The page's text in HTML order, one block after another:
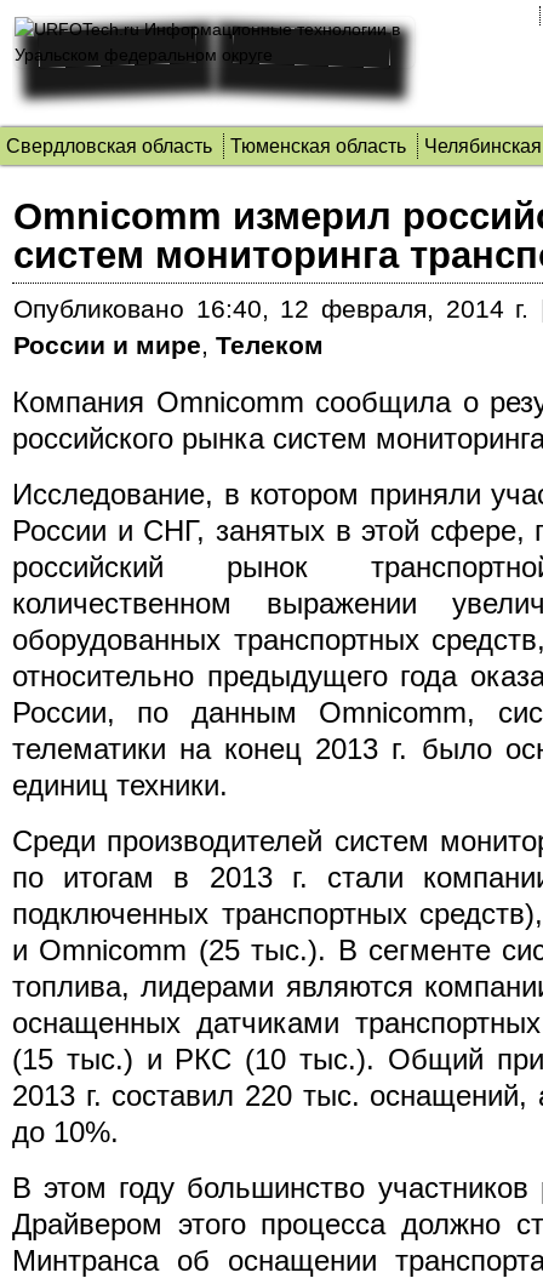
Свердловская область Тюменская область
Omnicomm измерил
систем мониторинга
Опубликовано 16:40, 12 февраля, 2014 г.
России и мире, Телеком
Компания Omnicomm сообщила о
российского рынка систем
Исследование, в котором приняли
России и СНГ, занятых в этой сфере,
российский рынок
количественном выражении
оборудованных транспортных
относительно предыдущего года
России, по данным Omnicomm,
телематики на конец 2013 г. было
единиц техники.
Среди производителей систем
по итогам в 2013 г. стали
подключенных транспортных
и Omnicomm (25 тыс.). В сегменте
топлива, лидерами являются
оснащенных датчиками
(15 тыс.) и РКС (10 тыс.). Общий
2013 г. составил 220 тыс. оснащений,
до 10%.
В этом году большинство
Драйвером этого процесса должно
Минтранса об оснащении